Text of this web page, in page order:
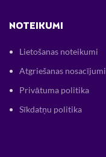
NOTEIKUMI
Lietošanas noteikumi
Atgriešanas nosacījumi
Privātuma politika
Sīkdatņu politika